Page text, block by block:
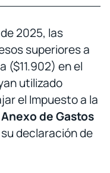
2025, las
superiores a
($11.902) en el
utilizado
el Impuesto a la
Anexo de Gastos
declaración de